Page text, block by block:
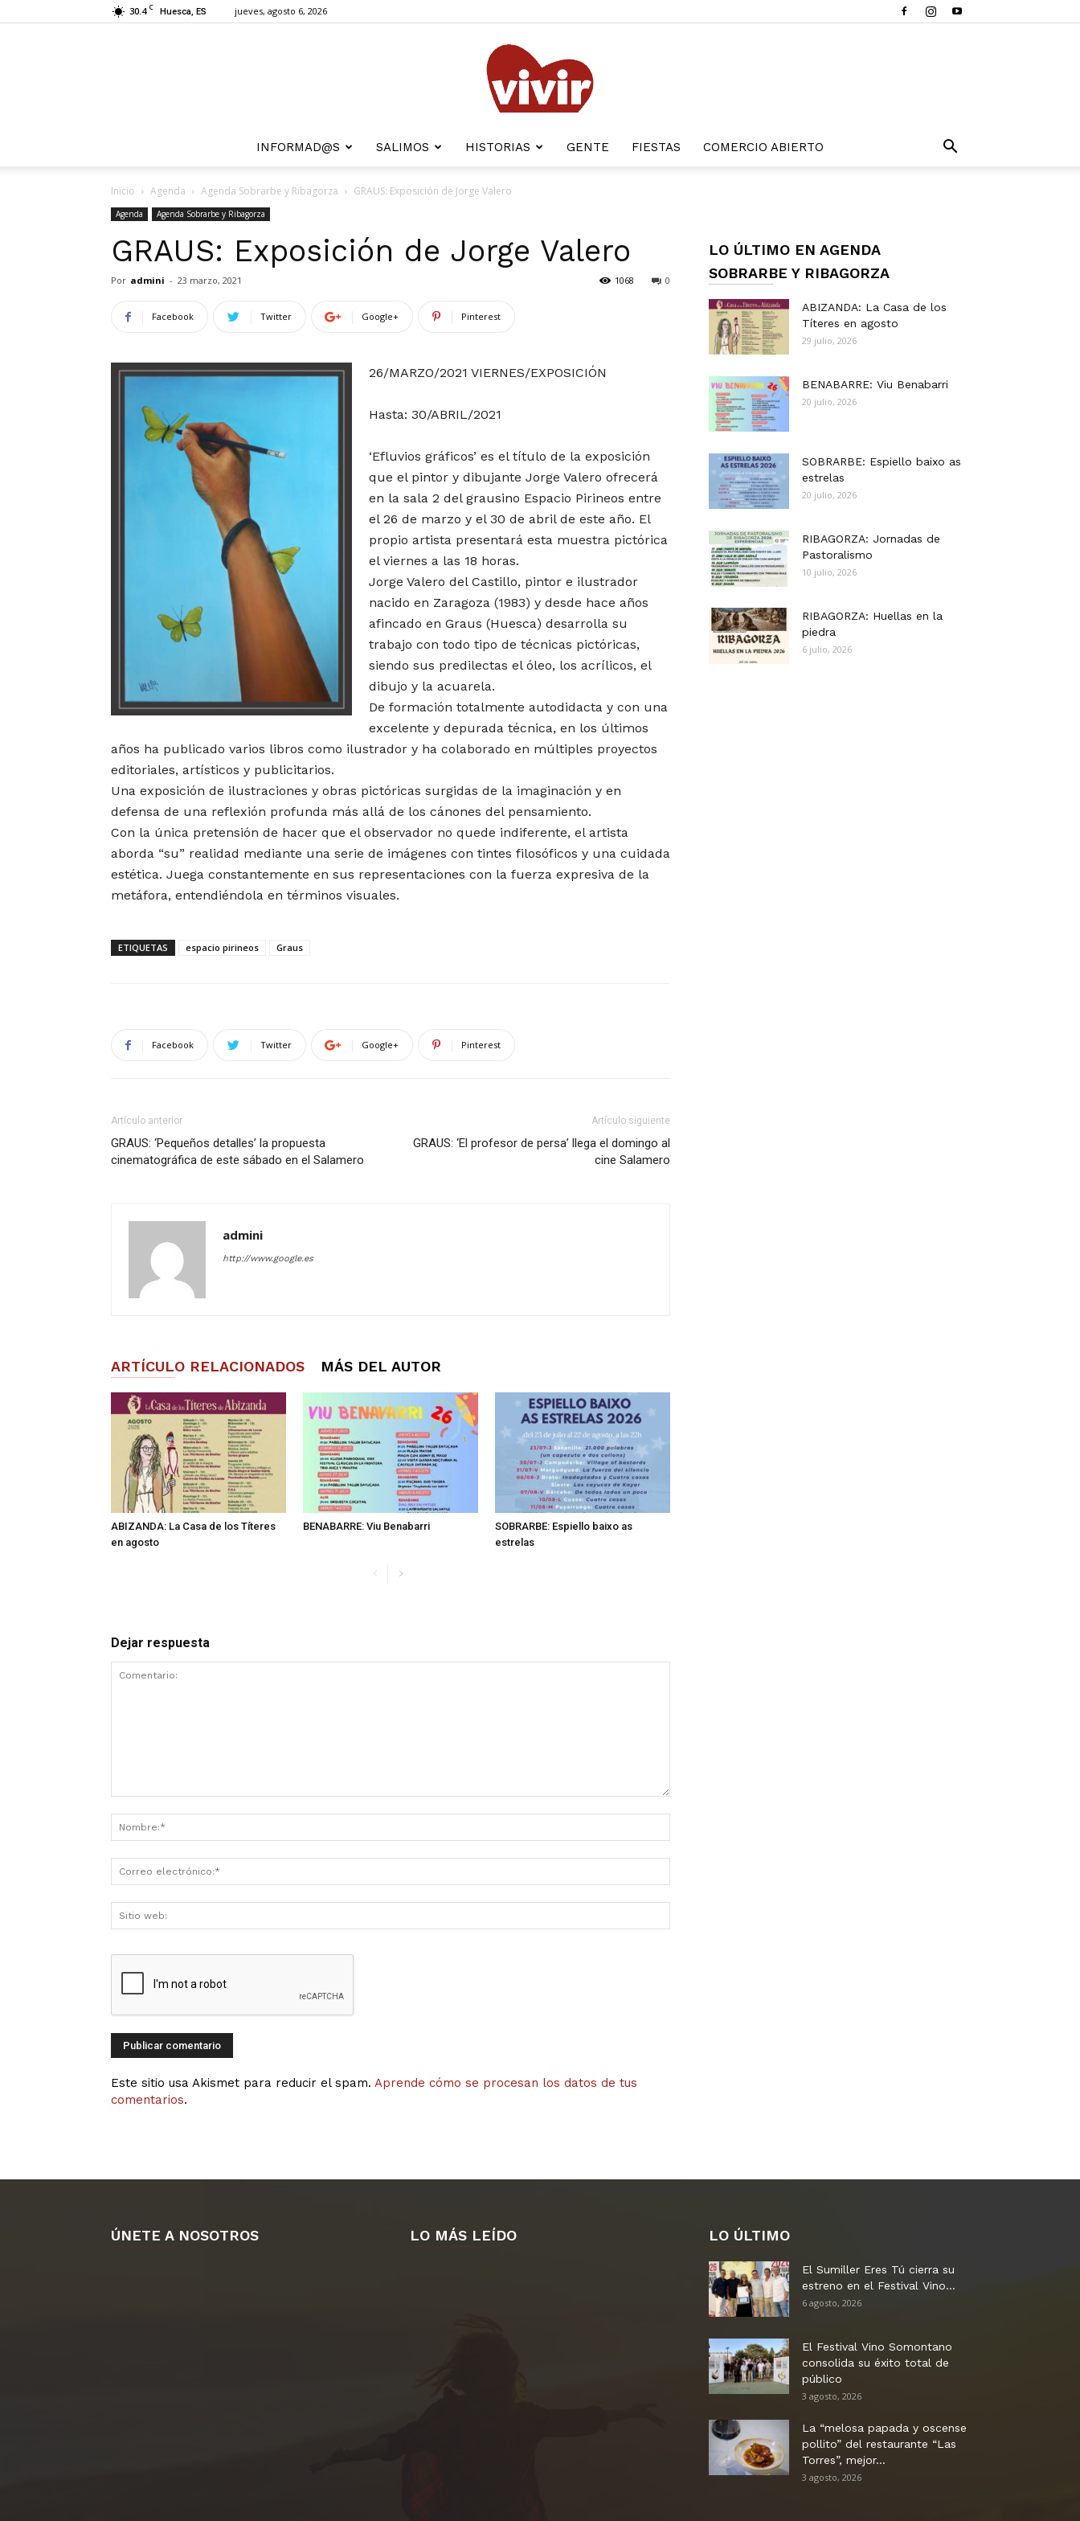
30.4 C Huesca, ES jueves, agosto 6, 2026
ganas
de
vivir
INFORMAD@S SALIMOS HISTORIAS GENTE FIESTAS COMERCIO ABIERTO
Inicio Agenda Agenda Sobrarbe y Ribagorza GRAUS: Exposición de Jorge Valero
Agenda Agenda Sobrarbe y Ribagorza
GRAUS: Exposición de Jorge Valero
Por admini - 23 marzo, 2021 0
1068
Facebook Twitter Google+ Pinterest
26/MARZO/2021 VIERNES/EXPOSICIÓN
Hasta: 30/ABRIL/2021
‘Efluvios gráficos’ es el título de la exposición
que el pintor y dibujante Jorge Valero ofrecerá
en la sala 2 del grausino Espacio Pirineos entre
el 26 de marzo y el 30 de abril de este año. El
propio artista presentará esta muestra pictórica
el viernes a las 18 horas.
Jorge Valero del Castillo, pintor e ilustrador
nacido en Zaragoza (1983) y desde hace años
afincado en Graus (Huesca) desarrolla su
trabajo con todo tipo de técnicas pictóricas,
siendo sus predilectas el óleo, los acrílicos, el
dibujo y la acuarela.
De formación totalmente autodidacta y con una
excelente y depurada técnica, en los últimos
años ha publicado varios libros como ilustrador y ha colaborado en múltiples proyectos
editoriales, artísticos y publicitarios.
Una exposición de ilustraciones y obras pictóricas surgidas de la imaginación y en
defensa de una reflexión profunda más allá de los cánones del pensamiento.
Con la única pretensión de hacer que el observador no quede indiferente, el artista
aborda “su” realidad mediante una serie de imágenes con tintes filosóficos y una cuidada
estética. Juega constantemente en sus representaciones con la fuerza expresiva de la
metáfora, entendiéndola en términos visuales.
ETIQUETAS espacio pirineos Graus
Facebook Twitter Google+ Pinterest
Artículo anterior
GRAUS: ‘Pequeños detalles’ la propuesta
cinematográfica de este sábado en el Salamero
Artículo siguiente
GRAUS: ‘El profesor de persa’ llega el domingo al
cine Salamero
admini
http://www.google.es
ARTÍCULO RELACIONADOS MÁS DEL AUTOR
ABIZANDA: La Casa de los Títeres
en agosto
BENABARRE: Viu Benabarri
SOBRARBE: Espiello baixo as
estrelas
Dejar respuesta
Este sitio usa Akismet para reducir el spam. Aprende cómo se procesan los datos de tus
comentarios.
LO ÚLTIMO EN AGENDA
SOBRARBE Y RIBAGORZA
ABIZANDA: La Casa de los
Títeres en agosto
29 julio, 2026
BENABARRE: Viu Benabarri
20 julio, 2026
SOBRARBE: Espiello baixo as
estrelas
20 julio, 2026
RIBAGORZA: Jornadas de
Pastoralismo
10 julio, 2026
RIBAGORZA: Huellas en la
piedra
6 julio, 2026
ÚNETE A NOSOTROS LO MÁS LEÍDO LO ÚLTIMO
El Sumiller Eres Tú cierra su
estreno en el Festival Vino...
6 agosto, 2026
El Festival Vino Somontano
consolida su éxito total de
público
3 agosto, 2026
La “melosa papada y oscense
pollito” del restaurante “Las
Torres”, mejor...
3 agosto, 2026